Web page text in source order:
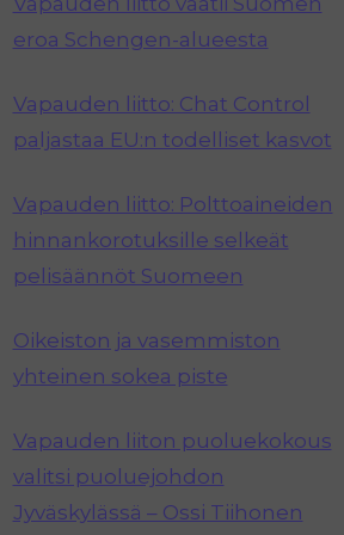
eroa Schengen-alueesta
Vapauden liitto: Chat Control
paljastaa EU:n todelliset kasvot
Vapauden liitto: Polttoaineiden
hinnankorotuksille selkeät
pelisäännöt Suomeen
Oikeiston ja vasemmiston
yhteinen sokea piste
Vapauden liiton puoluekokous
valitsi puoluejohdon
Jyväskylässä – Ossi Tiihonen